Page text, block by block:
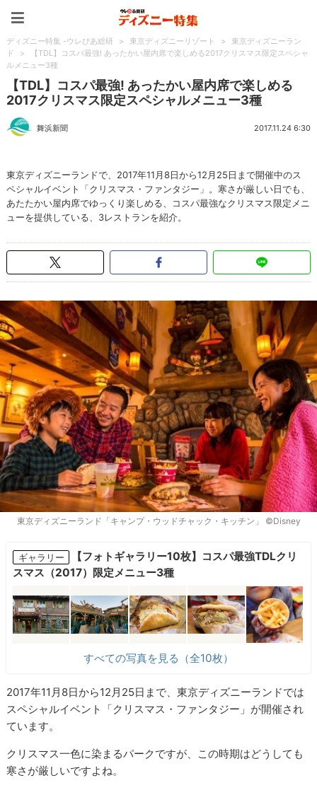
ディズニー特集 -ウレぴあ総研 > 東京ディズニーリゾート >
東京ディズニーラン
ド
>
【TDL】コスパ最強! あったかい屋内席で楽しめる2017クリスマス限定スペシャ
ルメニュー3種
【TDL】コスパ最強! あったかい屋内席で楽しめる
2017クリスマス限定スペシャルメニュー3種
舞浜新聞 2017.11.24 6:30
東京ディズニーランドで、2017年11月8日から12月25日まで開催中のス
ペシャルイベント「クリスマス・ファンタジー」。寒さが厳しい日でも、
あたたかい屋内席でゆっくり楽しめる、コスパ最強なクリスマス限定メニ
ューを提供している、3レストランを紹介。
東京ディズニーランド「キャンプ・ウッドチャック・キッチン」 ©Disney
ギャラリー
【フォトギャラリー10枚】コスパ最強TDLクリ
スマス（2017）限定メニュー3種
すべての写真を見る（全10枚）
2017年11月8日から12月25日まで、東京ディズニーランドでは
スペシャルイベント「クリスマス・ファンタジー」が開催され
ています。
クリスマス一色に染まるパークですが、この時期はどうしても
寒さが厳しいですよね。